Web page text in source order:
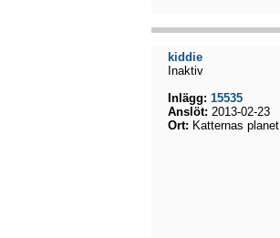
kiddie
Inaktiv
Inlägg: 15535
Anslöt: 2013-02-23
Ort: Katternas planet